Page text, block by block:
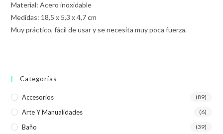
Material: Acero inoxidable
Medidas: 18,5 x 5,3 x 4,7 cm
Muy práctico, fácil de usar y se necesita muy poca fuerza.
Categorías
Accesorios (89)
Arte Y Manualidades (6)
Baño (39)